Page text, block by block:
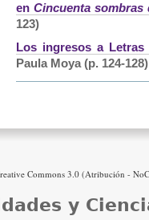
enCincuenta sombras
123)
Los ingresos a
Paula Moya (p. 124-128)
Commons 3.0 (Atribución -
y